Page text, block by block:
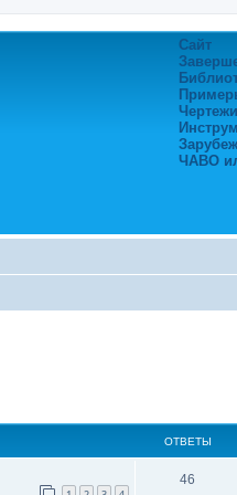
Сайт
ЧАВО
ОТВЕТЫ
46